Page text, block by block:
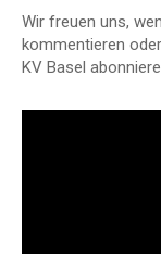
Wir freuen uns,
kommentieren
KV Basel